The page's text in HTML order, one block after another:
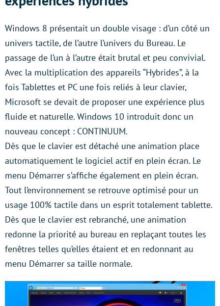
Windows 8 présentait un double visage : d’un côté un
univers tactile, de l’autre l’univers du Bureau. Le
passage de l’un à l’autre était brutal et peu convivial.
Avec la multiplication des appareils “Hybrides”, à la
fois Tablettes et PC une fois reliés à leur clavier,
Microsoft se devait de proposer une expérience plus
fluide et naturelle. Windows 10 introduit donc un
nouveau concept : CONTINUUM.
Dès que le clavier est détaché une animation place
automatiquement le logiciel actif en plein écran. Le
menu Démarrer s’affiche également en plein écran.
Tout l’environnement se retrouve optimisé pour un
usage 100% tactile dans un esprit totalement tablette.
Dès que le clavier est rebranché, une animation
redonne la priorité au bureau en replaçant toutes les
fenêtres telles qu’elles étaient et en redonnant au
menu Démarrer sa taille normale.